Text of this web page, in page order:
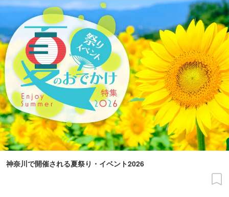
神奈川で開催される夏祭り・イベント2026